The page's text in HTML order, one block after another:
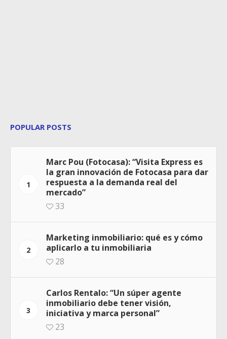
POPULAR POSTS
1
Marc Pou (Fotocasa): “Visita Express es
la gran innovación de Fotocasa para dar
respuesta a la demanda real del
mercado”
33
2
Marketing inmobiliario: qué es y cómo
aplicarlo a tu inmobiliaria
28
3
Carlos Rentalo: “Un súper agente
inmobiliario debe tener visión,
iniciativa y marca personal”
23